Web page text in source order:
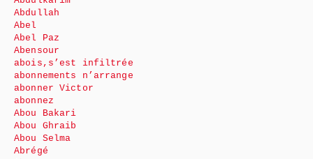
Abdullah
Abel
Abel Paz
Abensour
abois,s’est infiltrée
abonnements n’arrange
abonner Victor
abonnez
Abou Bakari
Abou Ghraib
Abou Selma
Abrégé